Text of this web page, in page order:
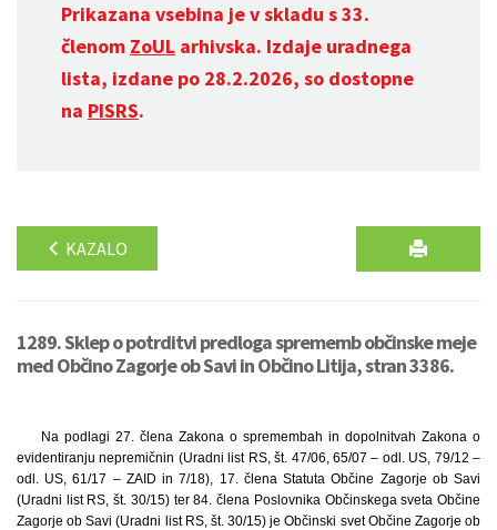
Prikazana vsebina je v skladu s 33.
členom ZoUL arhivska. Izdaje uradnega
lista, izdane po 28.2.2026, so dostopne
na PISRS.
KAZALO
1289. Sklep o potrditvi predloga sprememb občinske meje
med Občino Zagorje ob Savi in Občino Litija, stran 3386.
Na podlagi 27. člena Zakona o spremembah in dopolnitvah Zakona o
evidentiranju nepremičnin (Uradni list RS, št. 47/06, 65/07 – odl. US, 79/12 –
odl. US, 61/17 – ZAID in 7/18), 17. člena Statuta Občine Zagorje ob Savi
(Uradni list RS, št. 30/15) ter 84. člena Poslovnika Občinskega sveta Občine
Zagorje ob Savi (Uradni list RS, št. 30/15) je Občinski svet Občine Zagorje ob